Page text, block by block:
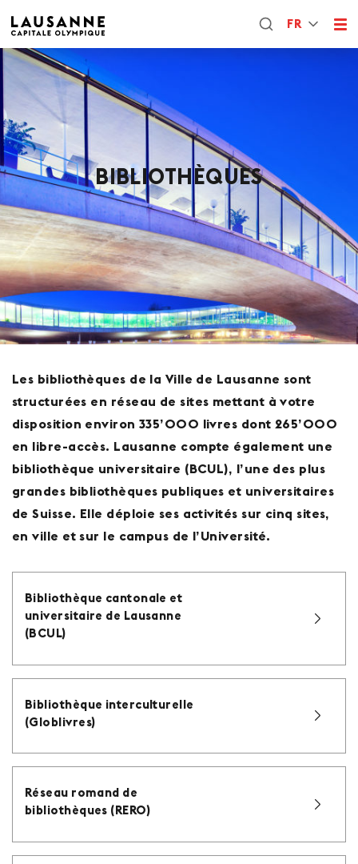
FR
BIBLIOTHÈQUES
Les bibliothèques de la Ville de Lausanne sont
structurées en réseau de sites mettant à votre
disposition environ 335’000 livres dont 265’000
en libre-accès. Lausanne compte également une
bibliothèque universitaire (BCUL), l’une des plus
grandes bibliothèques publiques et universitaires
de Suisse. Elle déploie ses activités sur cinq sites,
en ville et sur le campus de l’Université.
Bibliothèque cantonale et
universitaire de Lausanne
(BCUL)
Bibliothèque interculturelle
(Globlivres)
Réseau romand de
bibliothèques (RERO)